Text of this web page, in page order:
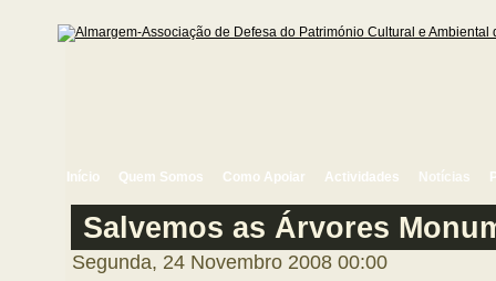
Início Quem Somos Como Apoiar Actividades Notícias
Salvemos as Árvores
Segunda, 24 Novembro 2008 00:00